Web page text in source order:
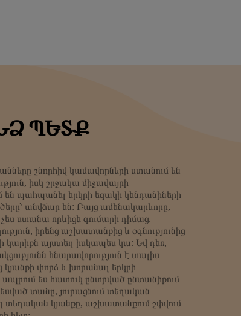
ՊԵՏՔ
շնորհիվ կամավորների ստանում են
իսկ շրջակա միջավայրի
պահպանել երկրի եզակի կենդանիների
անվճար են: Բայց ամենակարևորը,
ստանա որևիցե գումարի դիմաց.
իրենց աշխատանքից և օգնությունից
կարիքն այստեղ իսկապես կա: Եվ դեռ,
հնարավորություն է տալիս
փորձ և խորանալ երկրի
ապրում ես հատուկ ընտրված ընտանիքում
տանը, յուրացնում տեղական
տեղական կյանքը, աշխատանքում շփվում